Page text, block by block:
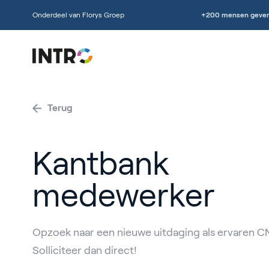
Onderdeel van Florys Groep +200 mensen
Terug
Kantbank
medewerker
Opzoek naar een nieuwe uitdaging als ervaren
Solliciteer dan direct!